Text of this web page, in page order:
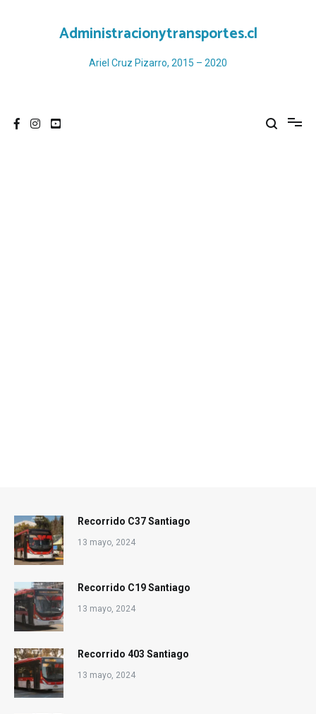
Administracionytransportes.cl
Ariel Cruz Pizarro, 2015 – 2020
Recorrido C37 Santiago
13 mayo, 2024
Recorrido C19 Santiago
13 mayo, 2024
Recorrido 403 Santiago
13 mayo, 2024